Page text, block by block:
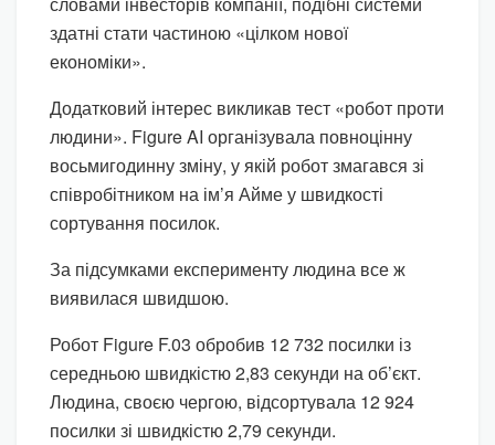
здатні стати частиною «цілком нової
економіки».
Додатковий інтерес викликав тест «робот проти
людини». Figure AI організувала повноцінну
восьмигодинну зміну, у якій робот змагався зі
співробітником на ім’я Айме у швидкості
сортування посилок.
За підсумками експерименту людина все ж
виявилася швидшою.
Робот Figure F.03 обробив 12 732 посилки із
середньою швидкістю 2,83 секунди на об’єкт.
Людина, своєю чергою, відсортувала 12 924
посилки зі швидкістю 2,79 секунди.